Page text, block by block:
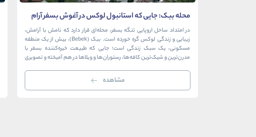
محله ببک: جایی که استانبول لوکس در آغوش بسفر آرام
می‌گیرد
در امتداد ساحل اروپایی تنگه بسفر، محله‌ای قرار دارد که نامش با آرامش،
زیبایی و زندگی لوکس گره خورده است. ببک (Bebek)، بیش از یک منطقه
مسکونی، یک سبک زندگی است؛ جایی که طبیعت خیره‌کننده بسفر با
مدرن‌ترین و شیک‌ترین کافه‌ها، رستوران‌ها و ویلاها در هم آمیخته و تصویری
مشاهده